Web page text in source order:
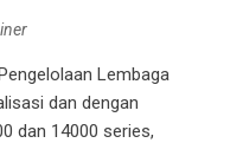
Lembaga
dan dengan
dan 14000 series,